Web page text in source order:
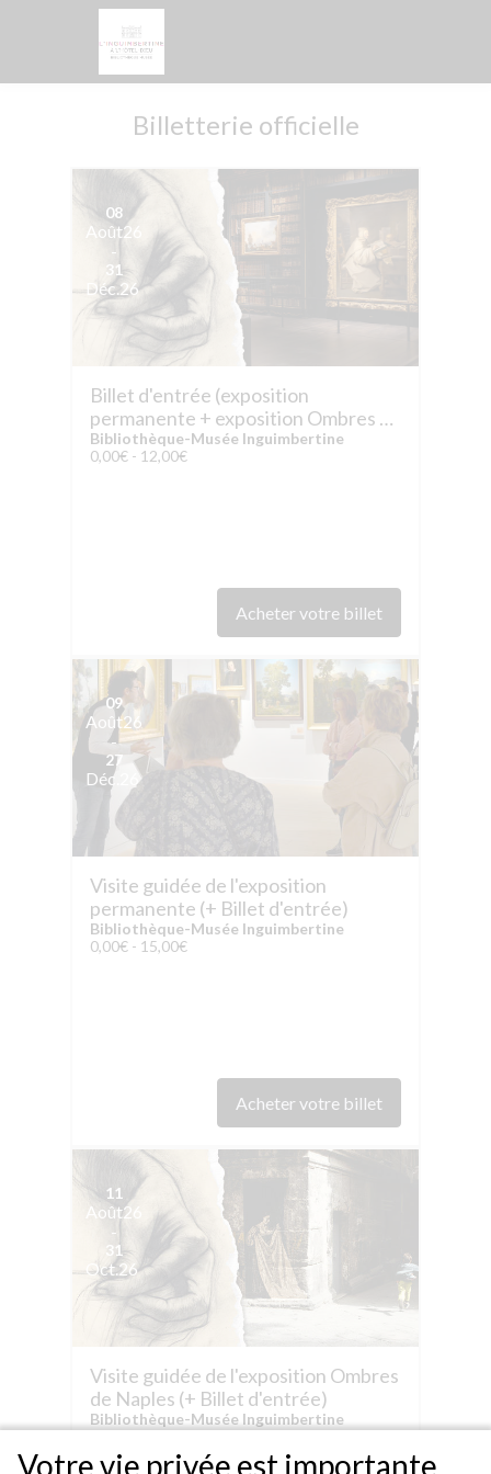
Billetterie officielle
08
Août26
-
31
Déc.26
Billet d'entrée (exposition
permanente + exposition Ombres de
Naples)
Bibliothèque-Musée Inguimbertine
0,00€ - 12,00€
Acheter votre billet
09
Août26
-
27
Déc. 26
Visite guidée de l'exposition
permanente (+ Billet d'entrée)
Bibliothèque-Musée Inguimbertine
0,00€ - 15,00€
Acheter votre billet
11
Août26
-
31
Oct.26
Visite guidée de l'exposition Ombres
de Naples (+ Billet d'entrée)
Bibliothèque-Musée Inguimbertine
0,00€ - 15,00€
Votre vie privée est importante